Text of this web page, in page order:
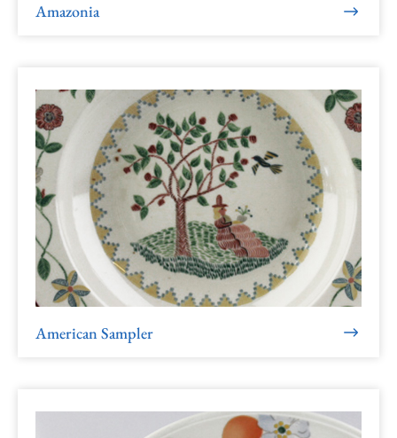
Amazonia
American Sampler